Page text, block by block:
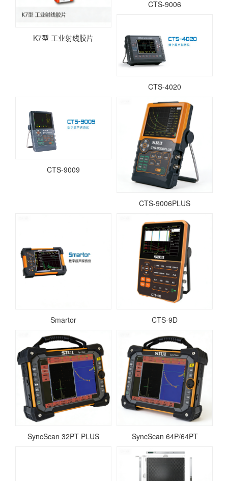
K7型 工业射线胶片
CTS-9006
CTS-4020
CTS-9009
CTS-9006PLUS
Smartor CTS-9D
SyncScan 32PT PLUS SyncScan 64P/64PT